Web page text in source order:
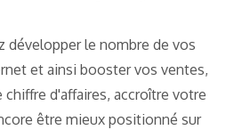
développer le nombre de vos
et ainsi booster vos ventes,
d'affaires, accroître votre
être mieux positionné sur